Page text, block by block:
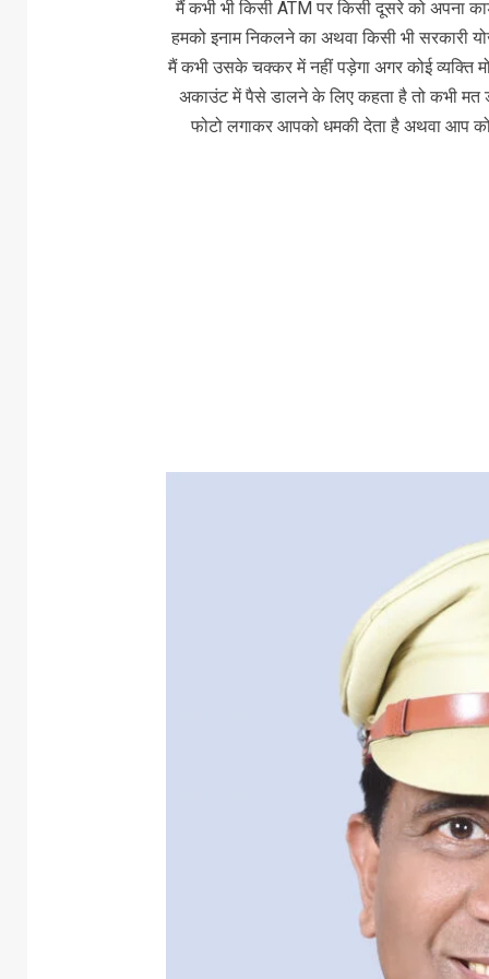
मैं कभी भी किसी ATM पर किसी दूसरे को अपना
हमको इनाम निकलने का अथवा किसी भी सरकारी
मैं कभी उसके चक्कर में नहीं पड़ेगा अगर कोई व्यक्ति
अकाउंट में पैसे डालने के लिए कहता है तो कभी मत
फोटो लगाकर आपको धमकी देता है अथवा आप